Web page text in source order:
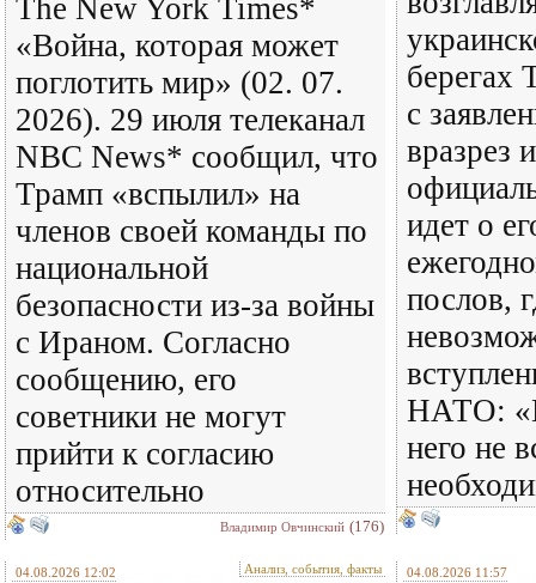
The New York Times*
«Война, которая может
поглотить мир» (02. 07.
2026). 29 июля телеканал
NBC News* сообщил, что
Трамп «вспылил» на
членов своей команды по
национальной
безопасности из-за войны
с Ираном. Согласно
сообщению, его
советники не могут
прийти к согласию
относительно
Владимир Овчинский (176)
берегах
с
вразрез
идет о
послов,
НАТО:
него не
04.08.2026 12:02 Анализ, события, факты 04.08.2026 11:57